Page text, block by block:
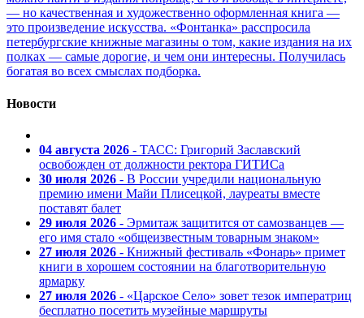
— но качественная и художественно оформленная книга —
это произведение искусства. «Фонтанка» расспросила
петербургские книжные магазины о том, какие издания на их
полках — самые дорогие, и чем они интересны. Получилась
богатая во всех смыслах подборка.
Новости
04 августа 2026 - ТАСС: Григорий Заславский
освобожден от должности ректора ГИТИСа
30 июля 2026 - В России учредили национальную
премию имени Майи Плисецкой, лауреаты вместе
поставят балет
29 июля 2026 - Эрмитаж защитится от самозванцев —
его имя стало «общеизвестным товарным знаком»
27 июля 2026 - Книжный фестиваль «Фонарь» примет
книги в хорошем состоянии на благотворительную
ярмарку
27 июля 2026 - «Царское Село» зовет тезок императриц
бесплатно посетить музейные маршруты